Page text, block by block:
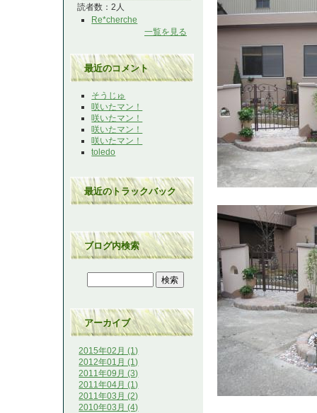
読者数：2人
Re*cherche
一覧を見る
最近のコメント
そうじゅ
咲いたマン！
咲いたマン！
咲いたマン！
咲いたマン！
toledo
最近のトラックバック
ブログ内検索
アーカイブ
2015年02月 (1)
2012年01月 (1)
2011年09月 (3)
2011年04月 (1)
2011年03月 (2)
2010年03月 (4)